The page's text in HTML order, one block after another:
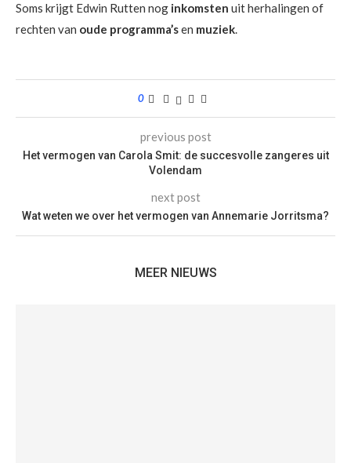
Soms krijgt Edwin Rutten nog inkomsten uit herhalingen of
rechten van oude programma’sen muziek.
0
previous post
Het vermogen van Carola Smit: de succesvolle zangeres uit
Volendam
next post
Wat weten we over het vermogen van Annemarie Jorritsma?
MEER NIEUWS